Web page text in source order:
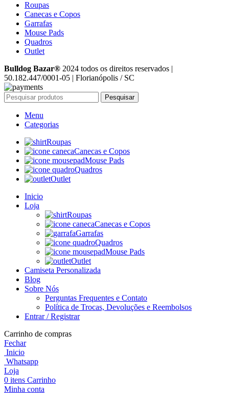
Roupas
Canecas e Copos
Garrafas
Mouse Pads
Quadros
Outlet
Bulldog Bazar® 2024 todos os direitos reservados |
50.182.447/0001-05 | Florianópolis / SC
Pesquisar
Menu
Categorias
Roupas
Canecas e Copos
Mouse Pads
Quadros
Outlet
Inicio
Loja
Roupas
Canecas e Copos
Garrafas
Quadros
Mouse Pads
Outlet
Camiseta Personalizada
Blog
Sobre Nós
Perguntas Frequentes e Contato
Política de Trocas, Devoluções e Reembolsos
Entrar / Registrar
Carrinho de compras
Fechar
Inicio
Whatsapp
Loja
0 itens Carrinho
Minha conta